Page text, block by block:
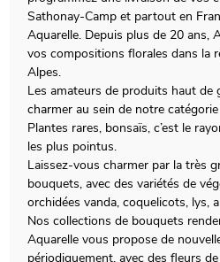
Sathonay-Camp et partout en
Aquarelle. Depuis plus de 20 ans,
vos compositions florales dans la
Alpes.
Les amateurs de produits haut de
charmer au sein de notre catégorie
Plantes rares, bonsaïs, c’est le
les plus pointus.
Laissez-vous charmer par la très
bouquets, avec des variétés de
orchidées vanda, coquelicots, lys,
Nos collections de bouquets
Aquarelle vous propose de
périodiquement, avec des fleurs